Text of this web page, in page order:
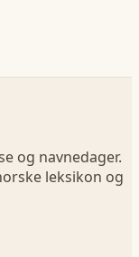
og navnedager.
leksikon og